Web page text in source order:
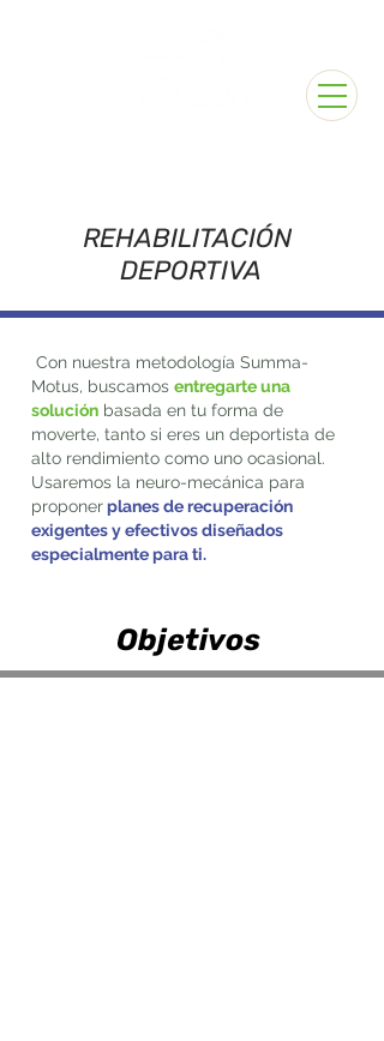
REHABILITACIÓN
DEPORTIVA
Con nuestra metodología Summa-
Motus, buscamos entregarte una
solución basada en tu forma de
moverte, tanto si eres un deportista de
alto rendimiento como uno ocasional.
Usaremos la neuro-mecánica para
proponerplanes de recuperación
exigentes y efectivos diseñados
especialmente para ti.
Objetivos